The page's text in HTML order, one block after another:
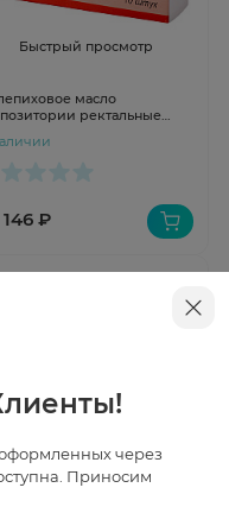
Быстрый просмотр
масло
ректальные
146 ₽
Быстрый просмотр
через
Приносим